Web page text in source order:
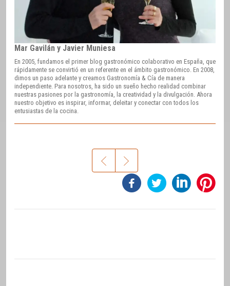
Mar Gavilán y Javier Muniesa
En 2005, fundamos el primer blog gastronómico colaborativo en España, que
rápidamente se convirtió en un referente en el ámbito gastronómico. En 2008,
dimos un paso adelante y creamos Gastronomía & Cía de manera
independiente. Para nosotros, ha sido un sueño hecho realidad combinar
nuestras pasiones por la gastronomía, la creatividad y la divulgación. Ahora
nuestro objetivo es inspirar, informar, deleitar y conectar con todos los
entusiastas de la cocina.